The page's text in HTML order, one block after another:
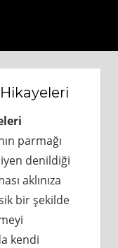
parmağı
denildiği
aklınıza
bir şekilde
kendi